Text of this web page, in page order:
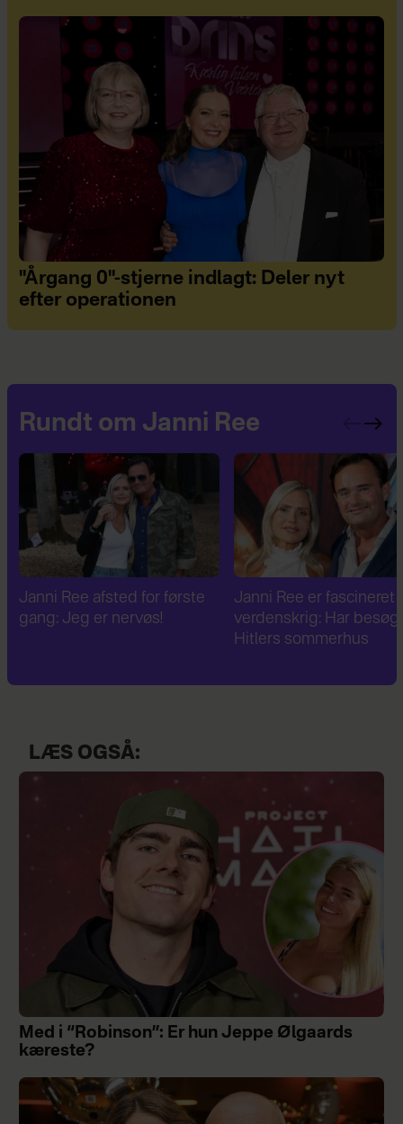
"Årgang 0"-stjerne indlagt: Deler nyt
efter operationen
Rundt om Janni Ree
Janni Ree er fascineret af 2.
verdenskrig: Har besøgt
Janni Ree bryder
tavsheden: "Det er
fuldstændig absurd"
LÆS OGSÅ:
Med i “Robinson”: Er hun Jeppe Ølgaards
kæreste?